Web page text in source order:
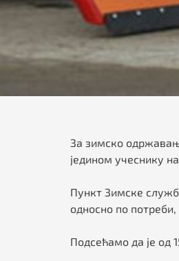
За зимско
једином учеснику
Пункт Зимске
односно по
Подсећамо да је од